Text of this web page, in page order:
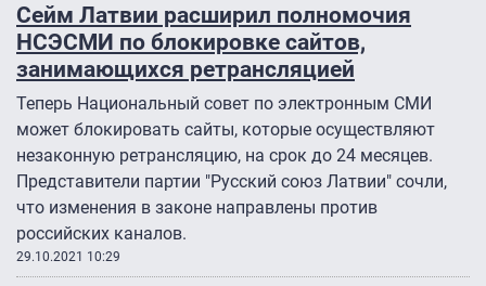
Сейм Латвии расширил полномочия
НСЭСМИ по блокировке сайтов,
занимающихся ретрансляцией
Теперь Национальный совет по электронным СМИ
может блокировать сайты, которые осуществляют
незаконную ретрансляцию, на срок до 24 месяцев.
Представители партии "Русский союз Латвии" сочли,
что изменения в законе направлены против
российских каналов.
29.10.2021 10:29